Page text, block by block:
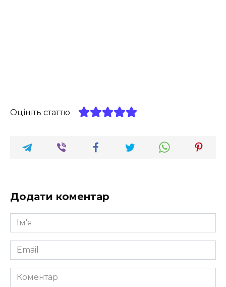
Оцініть статтю
Додати коментар
Ім'я
*
Email
*
Коментар